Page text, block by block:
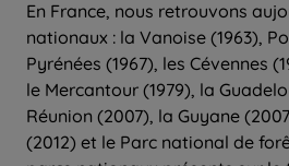
En France, nous retrouvons
nationaux : la Vanoise (1963),
Pyrénées (1967), les Cévennes
le Mercantour (1979), la
Réunion (2007), la Guyane
(2012) et le Parc national de